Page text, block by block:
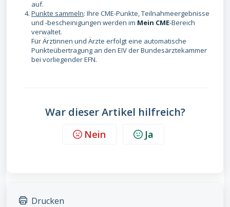
auf.
Punkte sammeln: Ihre CME-Punkte, Teilnahmeergebnisse
und -bescheinigungen werden im Mein CME-Bereich
verwaltet.
Für Ärztinnen und Ärzte erfolgt eine automatische
Punkteübertragung an den EIV der Bundesärztekammer
bei vorliegender EFN.
War dieser Artikel hilfreich?
Nein Ja
Drucken